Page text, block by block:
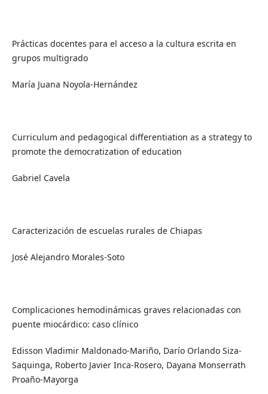
Prácticas docentes para el acceso a la cultura escrita en
grupos multigrado
María Juana Noyola-Hernández
Curriculum and pedagogical differentiation as a strategy to
promote the democratization of education
Gabriel Cavela
Caracterización de escuelas rurales de Chiapas
José Alejandro Morales-Soto
Complicaciones hemodinámicas graves relacionadas con
puente miocárdico: caso clínico
Edisson Vladimir Maldonado-Mariño, Darío Orlando Siza-
Saquinga, Roberto Javier Inca-Rosero, Dayana Monserrath
Proaño-Mayorga